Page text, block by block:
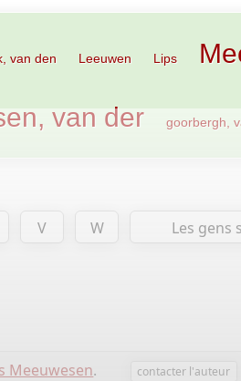
van den Leeuwen Lips
van der goorbergh,
V W Les gens
Meeuwesen. contacter l'auteur